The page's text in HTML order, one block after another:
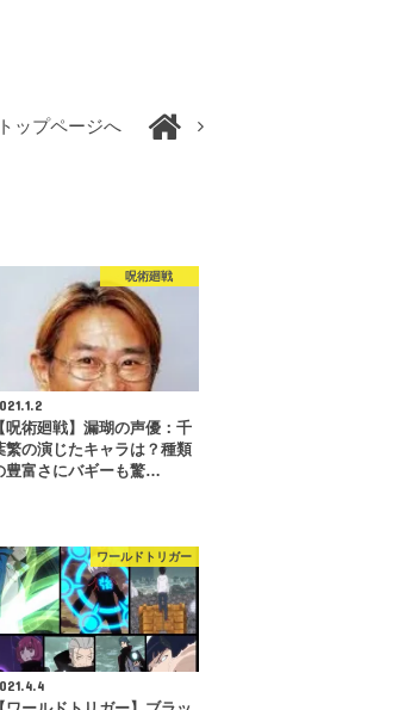
トップページへ
呪術廻戦
呪術廻戦】漏瑚の声優：千
繁の演じたキャラは？種類
豊富さにバギーも驚…
ワールドトリガー